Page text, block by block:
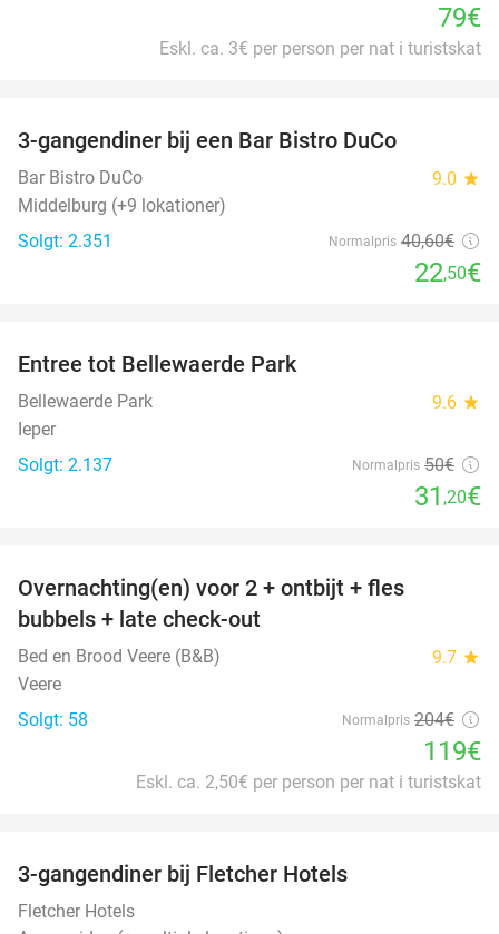
79€
Eskl. ca. 3€ per person per nat i turistskat
3-gangendiner bij een Bar Bistro DuCo
Bar Bistro DuCo 9.0 star
Middelburg (+9 lokationer)
Solgt: 2.351
Normalpris 40,60€
22,50€
Entree tot Bellewaerde Park
Bellewaerde Park 9.6 star
Ieper
Solgt: 2.137
Normalpris 50€
31 ,20€
Overnachting(en) voor 2 + ontbijt + fles
bubbels + late check-out
Bed en Brood Veere (B&B) 9.7 star
Veere
Solgt: 58
Normalpris 204€
119€
Eskl. ca. 2,50€ per person per nat i turistskat
3-gangendiner bij Fletcher Hotels
Fletcher Hotels